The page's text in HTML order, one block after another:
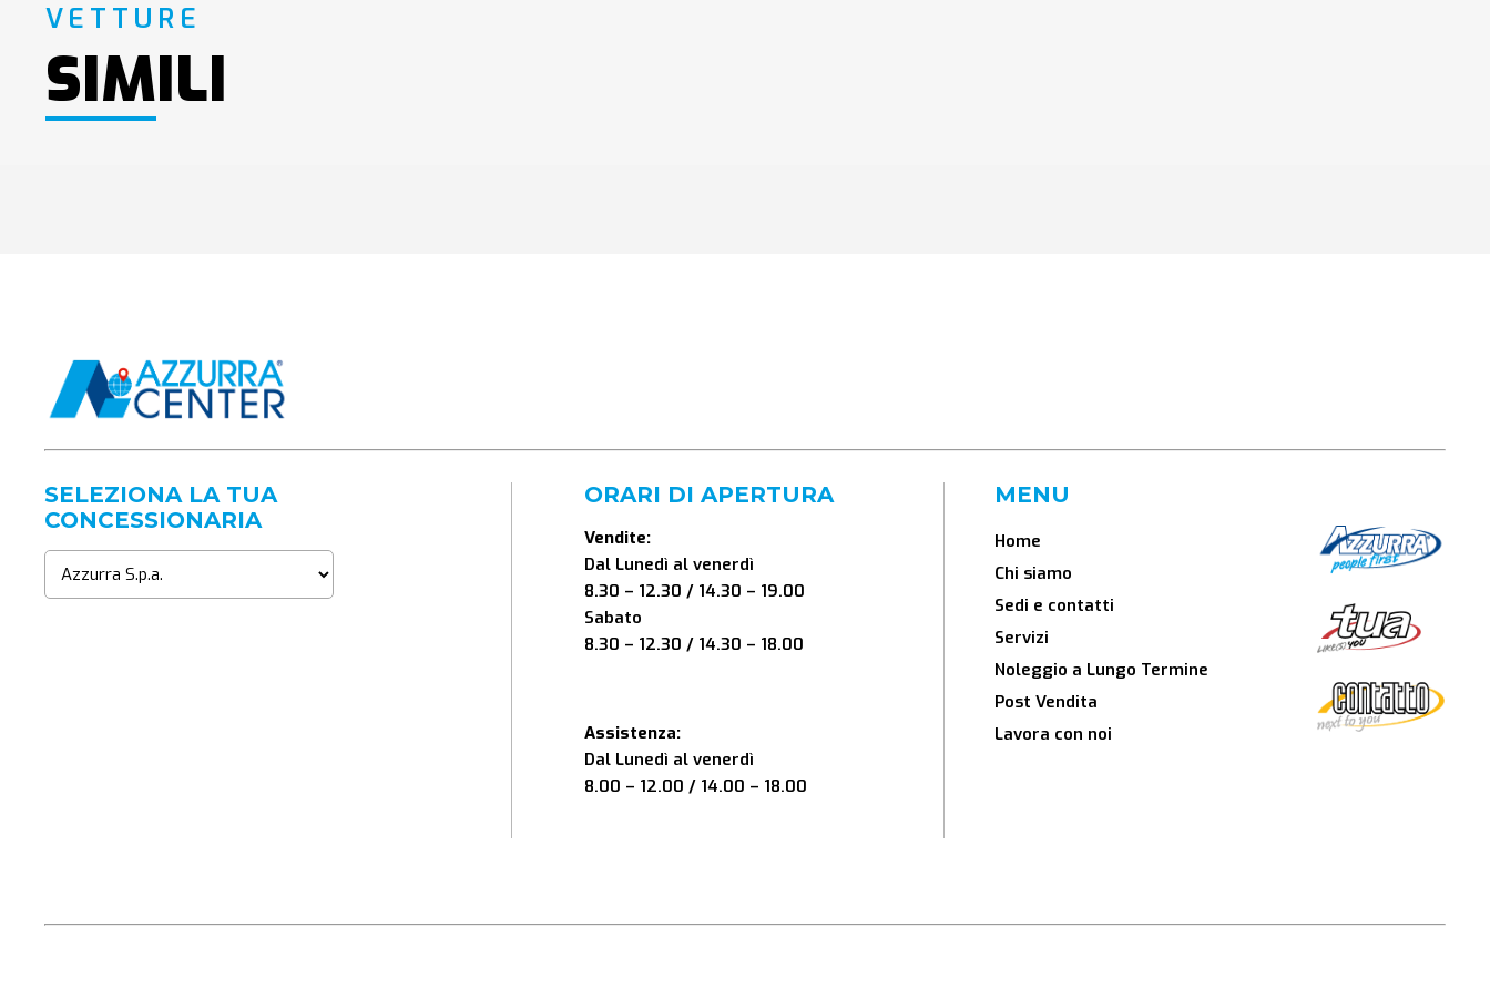
VETTURE
SIMILI
SELEZIONA LA TUA
CONCESSIONARIA
ORARI DI APERTURA
Vendite:
Dal Lunedì al venerdì
8.30 – 12.30 / 14.30 – 19.00
Sabato
8.30 – 12.30 / 14.30 – 18.00
Assistenza:
Dal Lunedì al venerdì
8.00 – 12.00 / 14.00 – 18.00
MENU
Home
Chi siamo
Sedi e contatti
Servizi
Noleggio a Lungo Termine
Post Vendita
Lavora con noi